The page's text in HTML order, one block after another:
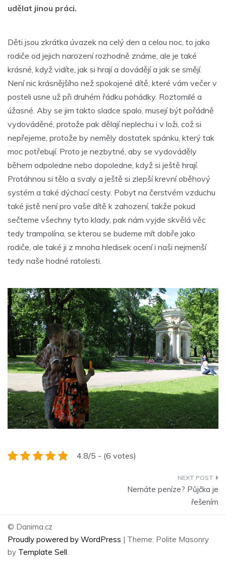
udělat jinou práci.
Děti jsou zkrátka úvazek na celý den a celou noc, to jako
rodiče od jejich narození rozhodně známe, ale je také
krásné, když vidíte, jak si hrají a dovádějí a jak se smějí.
Není nic krásnějšího než spokojené dítě, které vám večer v
posteli usne už při druhém řádku pohádky. Roztomilé a
úžasné. Aby se jim takto sladce spalo, musejí být pořádně
vydováděné, protože pak dělají neplechu i v loži, což si
nepřejeme, protože by neměly dostatek spánku, který tak
moc potřebují. Proto je nezbytné, aby se vydováděly
během odpoledne nebo dopoledne, když si ještě hrají.
Protáhnou si tělo a svaly a ještě si zlepší krevní oběhový
systém a také dýchací cesty. Pobyt na čerstvém vzduchu
také jistě není pro vaše dítě k zahození, takže pokud
sečteme všechny tyto klady, pak nám vyjde skvělá věc
tedy trampolína, se kterou se budeme mít dobře jako
rodiče, ale také ji z mnoha hledisek ocení i naši nejmenší
tedy naše hodné ratolesti.
4.8/5 - (6 votes)
příspěvek
Nemáte peníze? Půjčka je
řešením
© Danima.cz
Proudly powered by WordPress | Theme: Polite Masonry
by Template Sell.